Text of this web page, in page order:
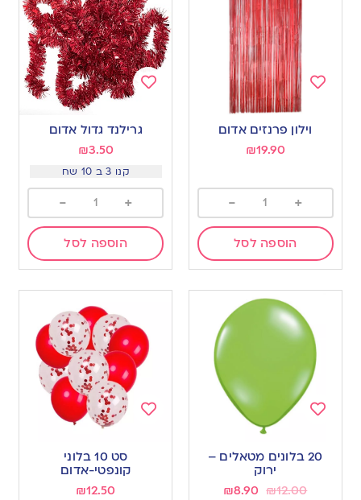
wishlist
וילון פרנזים אדום
₪19.90
+
-
הוספה לסל
גרילנד גדול אדום
₪3.50
קנו 3 ב 10 שח
+
-
הוספה לסל
to
20 בלונים מטאלים –
ירוק
₪12.00
₪8.90
wishlist
סט 10 בלוני
קונפטי-אדום
₪12.50